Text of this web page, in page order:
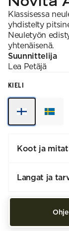
Klassisessa
yhdistelty
Neuletyön
yhtenäisenä.
Suunnittelija
Lea Petäjä
KIELI
Koot ja mitat
Langat ja
Ohje